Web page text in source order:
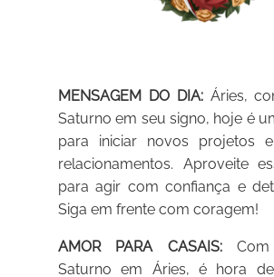
MENSAGEM DO DIA:Áries,
Saturno em seu signo, hoje é
para iniciar novos projetos
relacionamentos. Aproveite
para agir com confiança e
Siga em frente com coragem!
AMOR PARA CASAIS:Com
Saturno em Áries, é hora